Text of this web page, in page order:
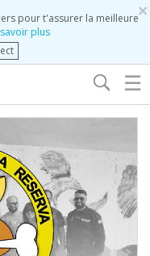
×
pour t'assurer la meilleure
savoir plus
☰